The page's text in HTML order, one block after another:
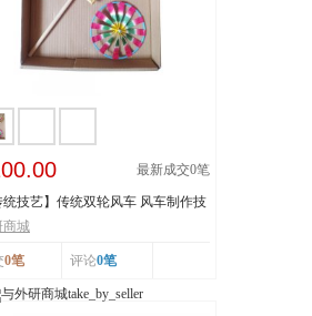
最新成交0笔
统技艺】传统双轮风车 风车制作技
承人：刘...
商城
0笔 评论0笔